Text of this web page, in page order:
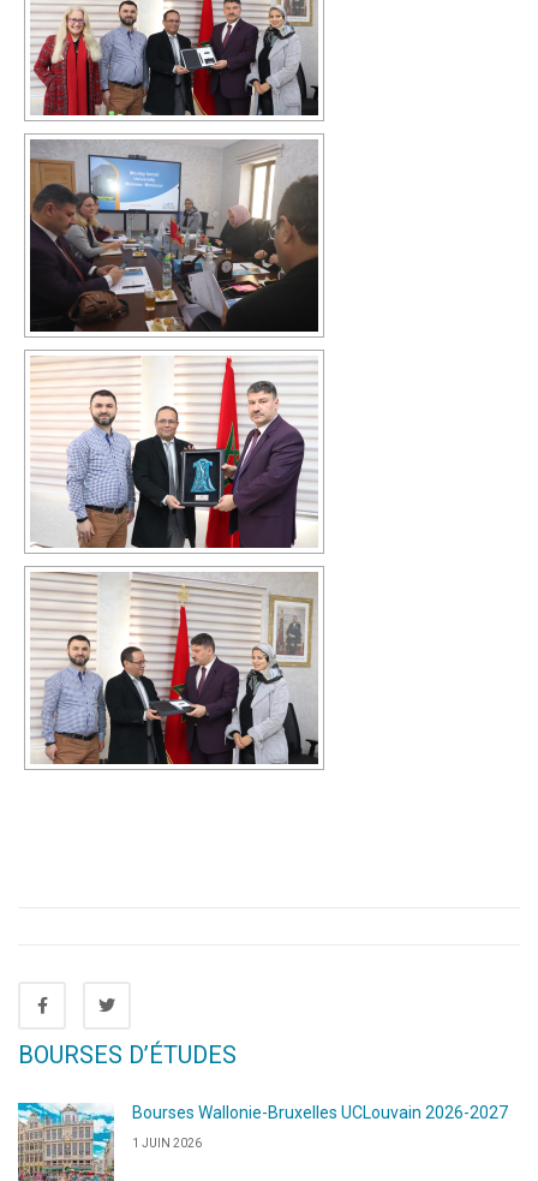
BOURSES D’ÉTUDES
Bourses Wallonie-Bruxelles UCLouvain 2026-2027
1 JUIN 2026